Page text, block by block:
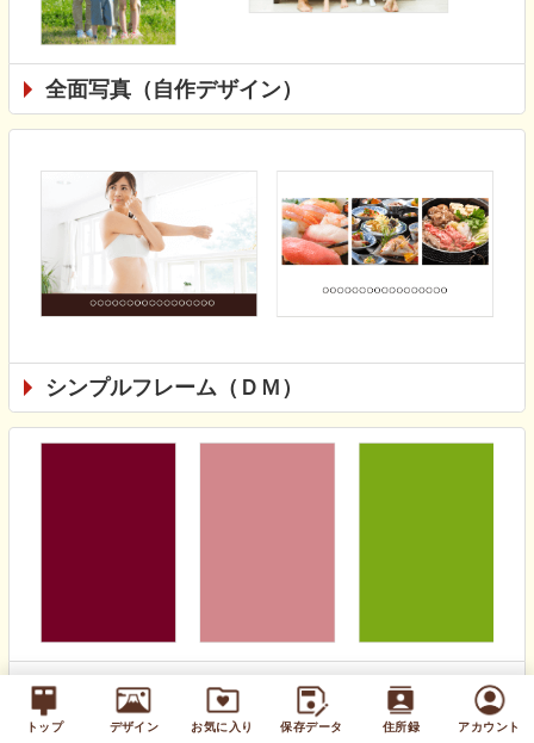
トップ デザイン お気に入り 保存データ 住所録 アカウント
全面写真（自作デザイン）
シンプルフレーム（ＤＭ）
無地カラー（通年）